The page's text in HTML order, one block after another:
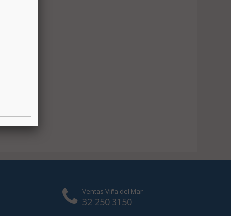
Ventas Viña del Mar
32 250 3150